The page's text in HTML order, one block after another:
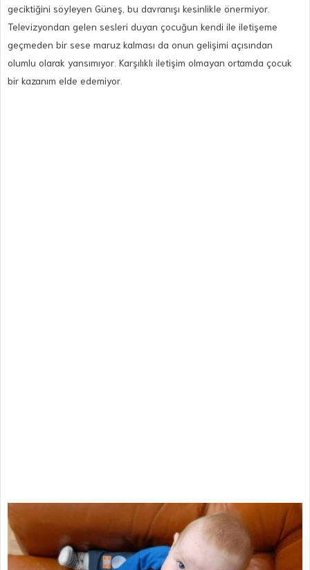
geciktiğini söyleyen Güneş, bu davranışı kesinlikle önermiyor.
Televizyondan gelen sesleri duyan çocuğun kendi ile iletişeme
geçmeden bir sese maruz kalması da onun gelişimi açısından
olumlu olarak yansımıyor. Karşılıklı iletişim olmayan ortamda çocuk
bir kazanım elde edemiyor.